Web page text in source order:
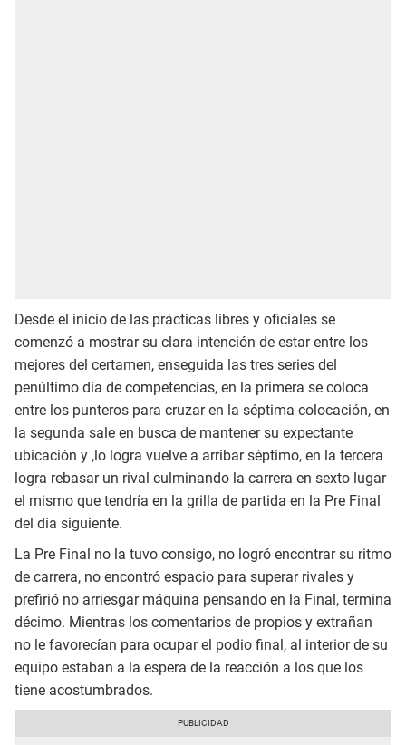
Desde el inicio de las prácticas libres y oficiales se
comenzó a mostrar su clara intención de estar entre los
mejores del certamen, enseguida las tres series del
penúltimo día de competencias, en la primera se coloca
entre los punteros para cruzar en la séptima colocación, en
la segunda sale en busca de mantener su expectante
ubicación y ,lo logra vuelve a arribar séptimo, en la tercera
logra rebasar un rival culminando la carrera en sexto lugar
el mismo que tendría en la grilla de partida en la Pre Final
del día siguiente.
La Pre Final no la tuvo consigo, no logró encontrar su ritmo
de carrera, no encontró espacio para superar rivales y
prefirió no arriesgar máquina pensando en la Final, termina
décimo. Mientras los comentarios de propios y extrañan
no le favorecían para ocupar el podio final, al interior de su
equipo estaban a la espera de la reacción a los que los
tiene acostumbrados.